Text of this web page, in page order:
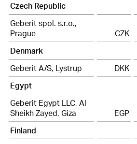
Czech Republic
Geberit spol. s.r.o.,
Prague
CZK
Denmark
Geberit A/S, Lystrup
DKK
Egypt
Geberit Egypt LLC, Al
Sheikh Zayed, Giza
EGP
Finland